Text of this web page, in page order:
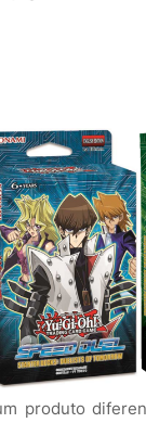
produto